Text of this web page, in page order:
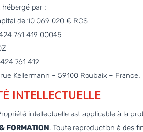
hébergé par :
de 10 069 020 € RCS
761 419 00045
761 419
Kellermann – 59100 Roubaix – France.
INTELLECTUELLE
intellectuelle est applicable à la
FORMATION. Toute reproduction à des